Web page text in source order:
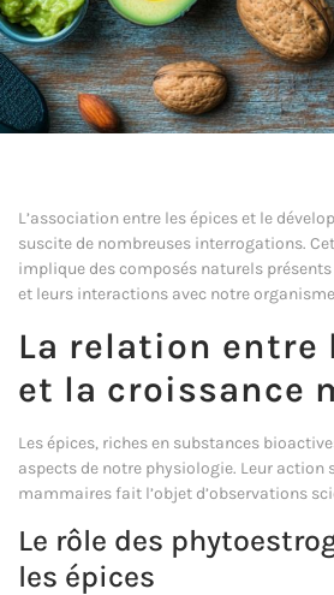
L’association entre les épices et le
suscite de nombreuses interrogations.
implique des composés naturels
et leurs interactions avec notre
La relation entre
et la croissance
Les épices, riches en substances
aspects de notre physiologie. Leur action
mammaires fait l’objet d’observations
Le rôle des
les épices